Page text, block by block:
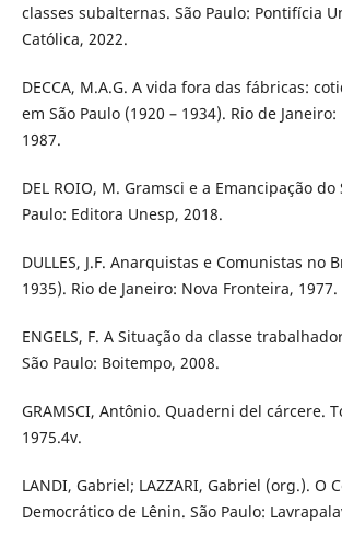
classes subalternas. São Paulo: Pontifícia
Católica, 2022.
DECCA, M.A.G. A vida fora das fábricas:
em São Paulo (1920 – 1934). Rio de Janeiro:
1987.
DEL ROIO, M. Gramsci e a Emancipação
Paulo: Editora Unesp, 2018.
DULLES, J.F. Anarquistas e Comunistas no
1935). Rio de Janeiro: Nova Fronteira, 1977.
ENGELS, F. A Situação da classe
São Paulo: Boitempo, 2008.
GRAMSCI, Antônio. Quaderni del cárcere.
1975.4v.
LANDI, Gabriel; LAZZARI, Gabriel (org.). O
Democrático de Lênin. São Paulo: